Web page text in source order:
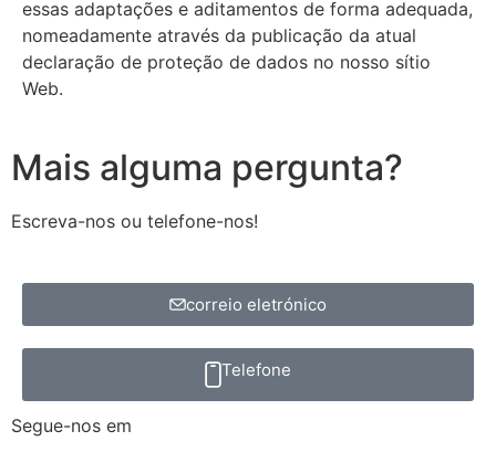
essas adaptações e aditamentos de forma adequada,
nomeadamente através da publicação da atual
declaração de proteção de dados no nosso sítio
Web.
Mais alguma pergunta?
Escreva-nos ou telefone-nos!
correio eletrónico
Telefone
Segue-nos em